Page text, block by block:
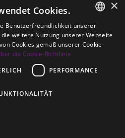
43 Avenida de Paniagua, s/n
ENGLISH
SPANISH
×
Cookies.
Benutzerfreundlichkeit unserer
weitere Nutzung unserer Webseite
Cookies gemäß unserer Cookie-
die Cookie-Richtlinie
PERFORMANCE